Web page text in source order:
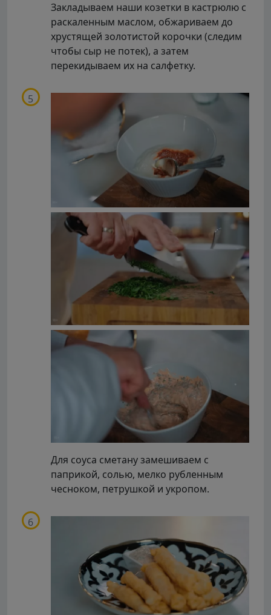
Закладываем наши козетки в кастрюлю с
раскаленным маслом, обжариваем до
хрустящей золотистой корочки (следим
чтобы сыр не потек), а затем
перекидываем их на салфетку.
Для соуса сметану замешиваем с
паприкой, солью, мелко рубленным
чесноком, петрушкой и укропом.